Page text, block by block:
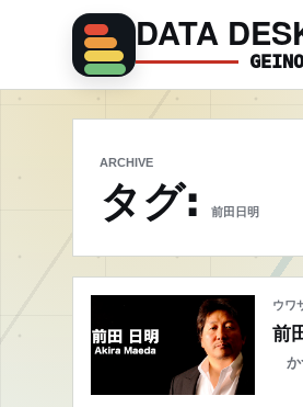
DATA
ARCHIVE
タグ: 前田日明
ウワ
前
か